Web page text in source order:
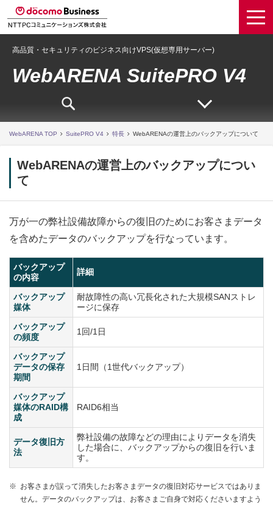
高品質・セキュリティのビジネス向けVPS(仮想専用サーバー)
WebARENA SuitePRO V4
WebARENA TOP SuitePRO V4 特長 WebARENAの運営上のバックアップについて
WebARENAの運営上のバックアップについ
て
万が一の弊社設備故障からの復旧のためにお客さまデータ
を含めたデータのバックアップを行なっています。
バックアップ
の内容
詳細
バックアップ
媒体
耐故障性の高い冗長化された大規模SANストレ
ージに保存
バックアップ
の頻度
1回/1日
バックアップ
データの保存
期間
1日間（1世代バックアップ）
バックアップ
媒体のRAID構
成
RAID6相当
データ復旧方
法
弊社設備の故障などの理由によりデータを消失
した場合に、バックアップからの復旧を行いま
す。
※ お客さまが誤って消失したお客さまデータの復旧対応サービスではありま
せん。データのバックアップは、お客さまご自身で対応くださいますよう